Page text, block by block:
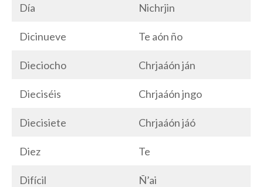
Día Nichrjin
Dicinueve Te aón ño
Dieciocho Chrjaáón ján
Dieciséis Chrjaáón jngo
Diecisiete Chrjaáón jáó
Diez Te
Difícil Ñ’ai